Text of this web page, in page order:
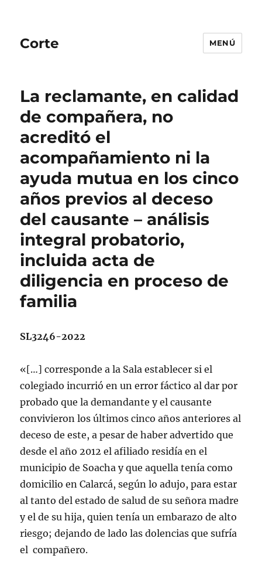
Corte MENÚ
La reclamante, en calidad
de compañera, no
acreditó el
acompañamiento ni la
ayuda mutua en los cinco
años previos al deceso
del causante – análisis
integral probatorio,
incluida acta de
diligencia en proceso de
familia
SL3246-2022
«[…] corresponde a la Sala establecer si el
colegiado incurrió en un error fáctico al dar por
probado que la demandante y el causante
convivieron los últimos cinco años anteriores al
deceso de este, a pesar de haber advertido que
desde el año 2012 el afiliado residía en el
municipio de Soacha y que aquella tenía como
domicilio en Calarcá, según lo adujo, para estar
al tanto del estado de salud de su señora madre
y el de su hija, quien tenía un embarazo de alto
riesgo; dejando de lado las dolencias que sufría
el compañero.